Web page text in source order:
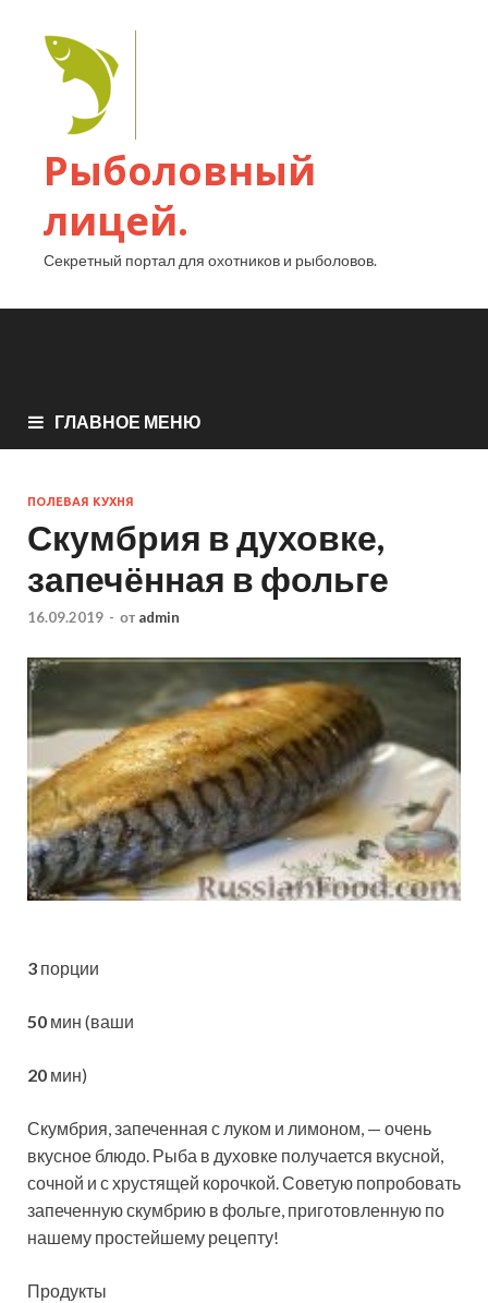
Рыболовный
лицей.
Секретный портал для охотников и рыболовов.
ГЛАВНОЕ МЕНЮ
ПОЛЕВАЯ КУХНЯ
Скумбрия в духовке,
запечённая в фольге
16.09.2019 - от admin
3 порции
50 мин (ваши
20 мин)
Скумбрия, запеченная с луком и лимоном, — очень
вкусное блюдо. Рыба в духовке получается вкусной,
сочной и с хрустящей корочкой. Советую попробовать
запеченную скумбрию в фольге, приготовленную по
нашему простейшему рецепту!
Продукты